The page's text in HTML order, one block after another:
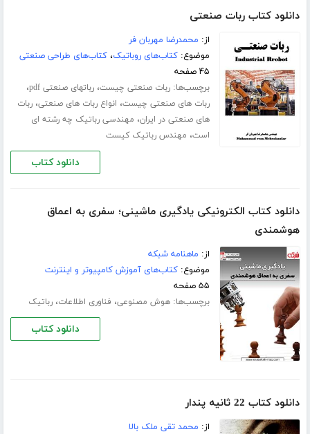
دانلود کتاب ربات صنعتی
از: محمدرضا مهربان فر
موضوع:کتاب‌های روباتیک،کتاب‌های طراحی صنعتی
۴۵ صفحه
برچسب‌ها:ربات صنعتی چیست،رباتهای صنعتی pdf ،
ربات های صنعتی چیست، انواع ربات های صنعتی،ربات
های صنعتی در ایران، مهندسی رباتیک چه رشته ای
است، مهندس رباتیک کیست
دانلود کتاب
دانلود کتاب الکترونیکی یادگیری ماشینی؛ سفری به اعماق
هوشمندی
از: ماهنامه شبکه
موضوع:کتاب‌های آموزش کامپیوتر و اینترنت
۵۵ صفحه
برچسب‌ها:هوش مصنوعی، فناوری اطلاعات،رباتیک
دانلود کتاب
دانلود کتاب 22 ثانیه پندار
از: محمد تقی ملک بالا